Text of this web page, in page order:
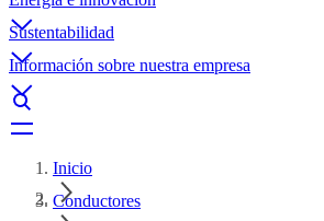
Sustentabilidad
Información sobre nuestra empresa
Inicio
Conductores